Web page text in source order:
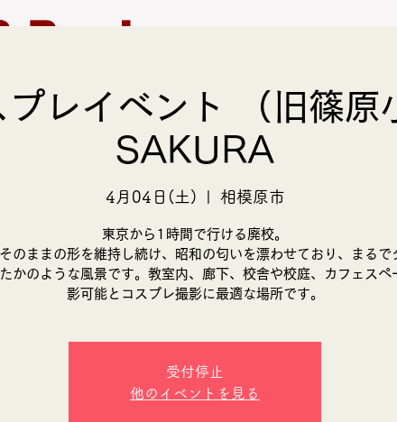
Produce
モデル募集 支援活動
プレイベント （旧篠原
SAKURA
4月04日(土) 相模原市
東京から1時間で行ける廃校。
そのままの形を維持し続け、昭和の匂いを漂わせており、まるで
かのような風景です。教室内、廊下、校舎や校庭、カフェスペ
影可能とコスプレ撮影に最適な場所です。
受付停止
他のイベントを見る